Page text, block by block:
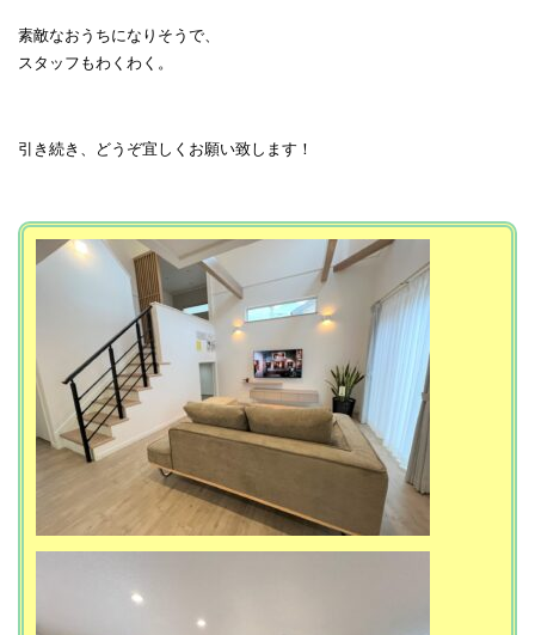
素敵なおうちになりそうで、
スタッフもわくわく。
引き続き、どうぞ宜しくお願い致します！